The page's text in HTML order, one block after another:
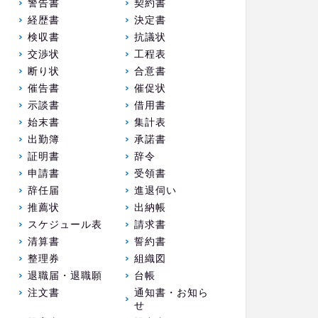
警告書
契約書
経歴書
決定書
検収書
抗議状
交渉状
工程表
断り状
合意書
催告書
催促状
示談書
借用書
始末書
集計表
出勤簿
承諾書
証明書
辞令
申請書
受領書
辞任届
進退伺い
推薦状
出納帳
スケジュール表
請求書
清算書
誓約書
整理券
組織図
退職届・退職願
台帳
注文書
通知書・お知ら
せ